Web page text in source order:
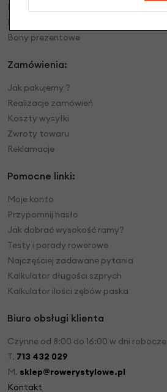
Rower w firmie bez VAT
Instrukcje video
Bony prezentowe
Zamówienia:
Jak pakujemy ?
Realizacje zamówień
Koszty wysyłki
Zwroty towaru
Reklamacje
Pomocne linki:
Moje konto
Przypomnij hasło
Jak dobrać wysokość ramy?
Testy i porady rowerowe
Najczęściej zadawane pytania
Kalkulator długości szprych
Kalkulator ilości zębów paska
Biuro obsługi klienta
Czynne od 8:00 do 16:00 w dni robocze
T. 713 432 029
M. sklep@rowerystylowe.pl
Kontakt